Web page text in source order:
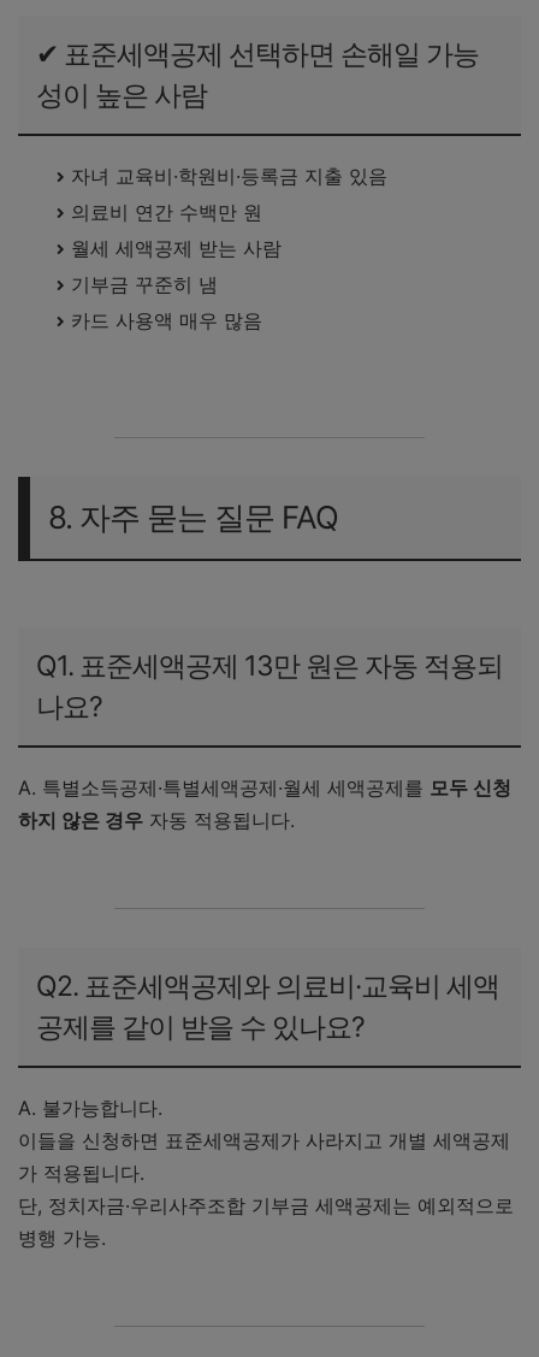
✔ 표준세액공제 선택하면 손해일 가능
성이 높은 사람
자녀 교육비·학원비·등록금 지출 있음
의료비 연간 수백만 원
월세 세액공제 받는 사람
기부금 꾸준히 냄
카드 사용액 매우 많음
8. 자주 묻는 질문 FAQ
Q1. 표준세액공제 13만 원은 자동 적용되
나요?
A. 특별소득공제·특별세액공제·월세 세액공제를 모두 신청
하지 않은 경우 자동 적용됩니다.
Q2. 표준세액공제와 의료비·교육비 세액
공제를 같이 받을 수 있나요?
A. 불가능합니다.
이들을 신청하면 표준세액공제가 사라지고 개별 세액공제
가 적용됩니다.
단, 정치자금·우리사주조합 기부금 세액공제는 예외적으로
병행 가능.